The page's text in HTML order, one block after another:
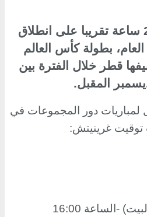
لم تعد تفصلنا سوى 24 ساعة تقريبا على انطلاق
بطولة كأس العالم
قطر خلال الفترة بين
.
لمباريات دور المجموعات في
:
-الساعة 16:00